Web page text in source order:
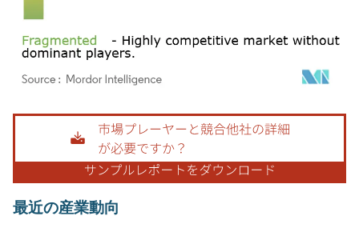
画像 © Mordor Intelligence。再利用にはCC BY 4.0の表示が必要です。
最近の産業動向